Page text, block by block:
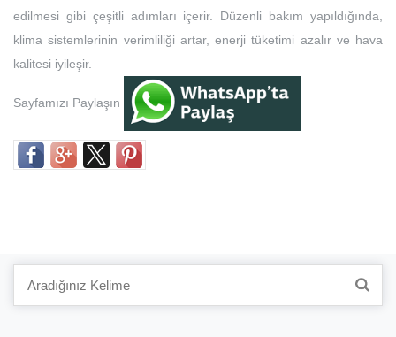
edilmesi gibi çeşitli adımları içerir. Düzenli bakım yapıldığında,
klima sistemlerinin verimliliği artar, enerji tüketimi azalır ve hava
kalitesi iyileşir.
Sayfamızı Paylaşın